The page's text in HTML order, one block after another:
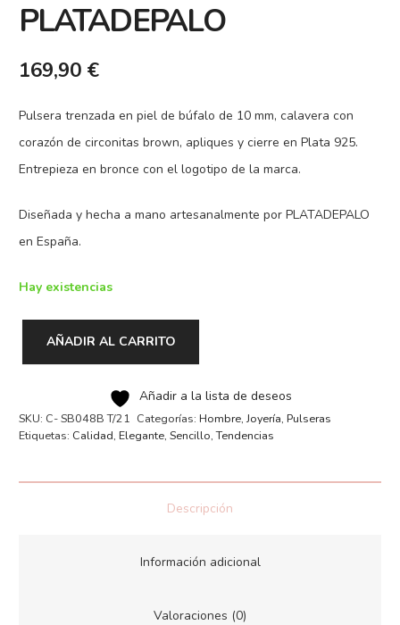
PLATADEPALO
169,90 €
Pulsera trenzada en piel de búfalo de 10 mm, calavera con
corazón de circonitas brown, apliques y cierre en Plata 925.
Entrepieza en bronce con el logotipo de la marca.
Diseñada y hecha a mano artesanalmente por PLATADEPALO
en España.
Hay existencias
cantidad
AÑADIR AL CARRITO
Añadir a la lista de deseos
SKU: C- SB048B T/21 Categorías:Hombre,Joyería,Pulseras
Etiquetas: Calidad, Elegante, Sencillo,Tendencias
Descripción
Información adicional
Valoraciones (0)